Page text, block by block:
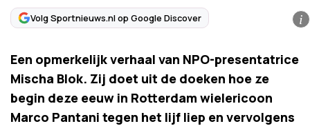
Volg Sportnieuws.nl op Google Discover i
Een opmerkelijk verhaal van NPO-presentatrice
Mischa Blok. Zij doet uit de doeken hoe ze
begin deze eeuw in Rotterdam wielericoon
Marco Pantani tegen het lijf liep en vervolgens